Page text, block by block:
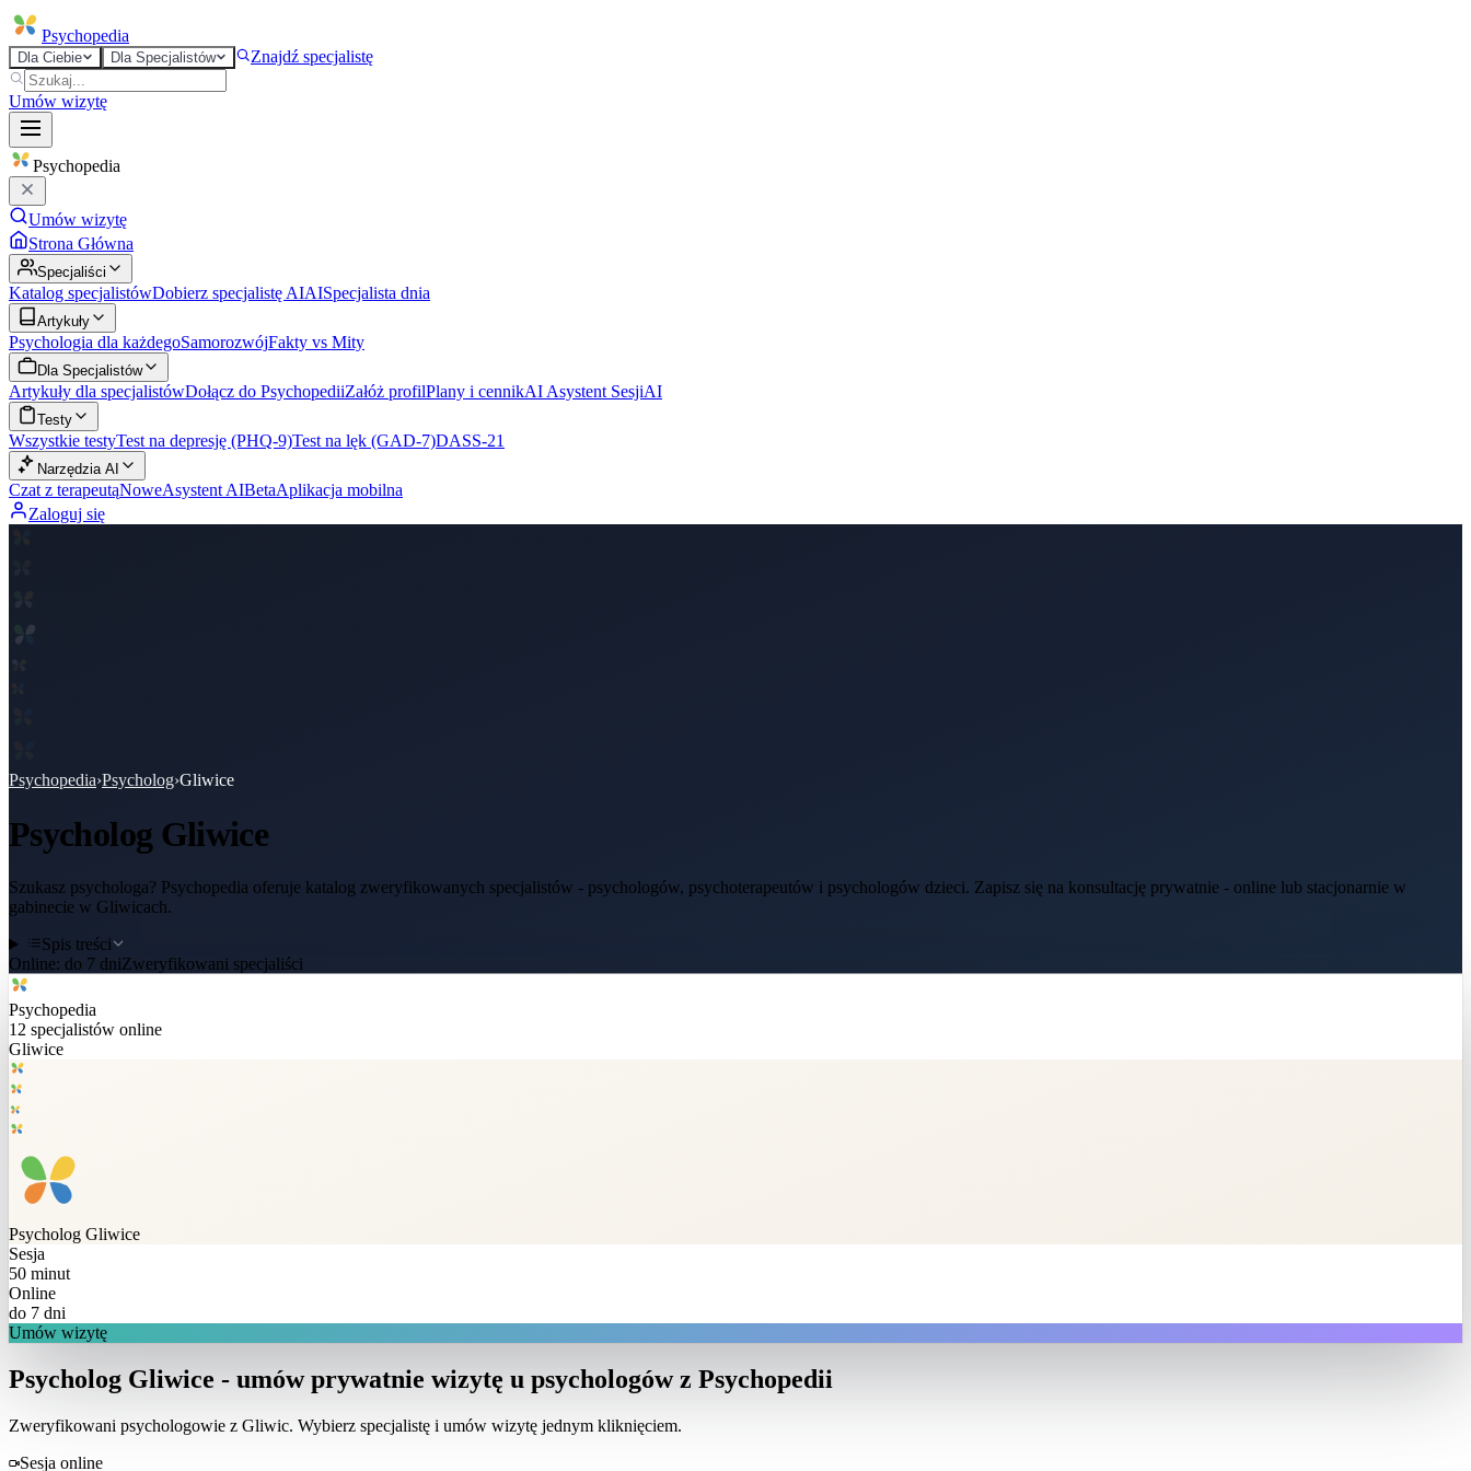
Psychopedia
Dla Ciebie Dla Specjalistów Znajdź specjalistę
Umów wizytę
Psychopedia
Umów wizytę
Strona Główna
Specjaliści
Katalog specjalistówDobierz specjalistę AIAISpecjalista dnia
Artykuły
Psychologia dla każdegoSamorozwójFakty vs Mity
Dla Specjalistów
Artykuły dla specjalistówDołącz do PsychopediiZałóż profilPlany i cennikAI Asystent SesjiAI
Testy
Wszystkie testyTest na depresję (PHQ-9)Test na lęk (GAD-7)DASS-21
Narzędzia AI
Czat z terapeutąNoweAsystent AIBetaAplikacja mobilna
Zaloguj się
Psychopedia›Psycholog›Gliwice
Psycholog Gliwice
Szukasz psychologa? Psychopedia oferuje katalog zweryfikowanych specjalistów - psychologów, psychoterapeutów i psychologów dzieci. Zapisz się na konsultację prywatnie - online lub stacjonarnie w
gabinecie w Gliwicach.
Spis treści
Online: do 7 dniZweryfikowani specjaliści
Psychopedia
12 specjalistów online
Gliwice
Psycholog Gliwice
Sesja
50 minut
Online
do 7 dni
Umów wizytę
Psycholog Gliwice - umów prywatnie wizytę u psychologów z Psychopedii
Zweryfikowani psychologowie z Gliwic. Wybierz specjalistę i umów wizytę jednym kliknięciem.
Sesja online